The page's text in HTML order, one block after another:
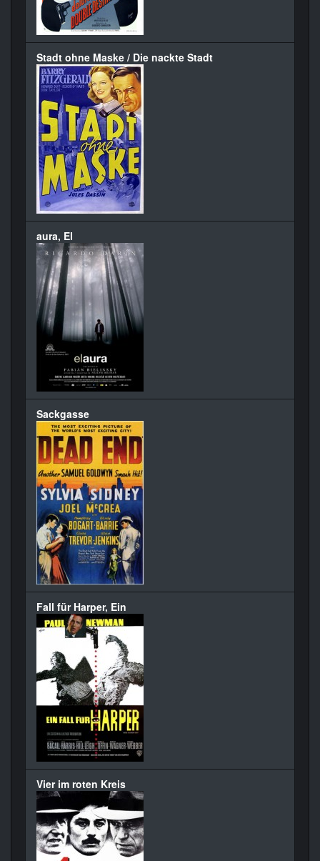
Stadt ohne Maske / Die nackte Stadt
aura, El
Sackgasse
Fall für Harper, Ein
Vier im roten Kreis